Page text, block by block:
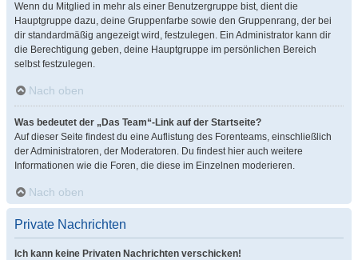
Wenn du Mitglied in mehr als einer Benutzergruppe bist, dient die
Hauptgruppe dazu, deine Gruppenfarbe sowie den Gruppenrang, der bei
dir standardmäßig angezeigt wird, festzulegen. Ein Administrator kann dir
die Berechtigung geben, deine Hauptgruppe im persönlichen Bereich
selbst festzulegen.
Nach oben
Was bedeutet der „Das Team“-Link auf der Startseite?
Auf dieser Seite findest du eine Auflistung des Forenteams, einschließlich
der Administratoren, der Moderatoren. Du findest hier auch weitere
Informationen wie die Foren, die diese im Einzelnen moderieren.
Nach oben
Private Nachrichten
Ich kann keine Privaten Nachrichten verschicken!